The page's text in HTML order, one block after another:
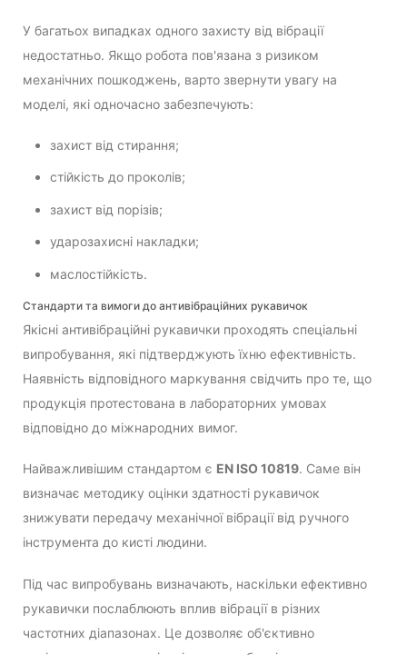
У багатьох випадках одного захисту від вібрації
недостатньо. Якщо робота пов'язана з ризиком
механічних пошкоджень, варто звернути увагу на
моделі, які одночасно забезпечують:
захист від стирання;
стійкість до проколів;
захист від порізів;
ударозахисні накладки;
маслостійкість.
Стандарти та вимоги до антивібраційних рукавичок
Якісні антивібраційні рукавички проходять спеціальні
випробування, які підтверджують їхню ефективність.
Наявність відповідного маркування свідчить про те, що
продукція протестована в лабораторних умовах
відповідно до міжнародних вимог.
Найважливішим стандартом є EN ISO 10819. Саме він
визначає методику оцінки здатності рукавичок
знижувати передачу механічної вібрації від ручного
інструмента до кисті людини.
Під час випробувань визначають, наскільки ефективно
рукавички послаблюють вплив вібрації в різних
частотних діапазонах. Це дозволяє об'єктивно